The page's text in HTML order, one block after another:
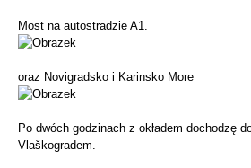
Most na autostradzie A1.
oraz Novigradsko i Karinsko More
Po dwóch godzinach z okładem dochodzę
Vlaškogradem.